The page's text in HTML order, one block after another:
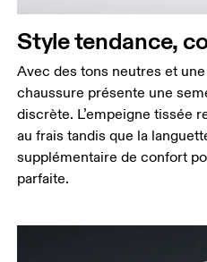
Style tendance,
Avec des tons neutres et
chaussure présente une
discrète. L’empeigne tissée
au frais tandis que la
supplémentaire de confort
parfaite.